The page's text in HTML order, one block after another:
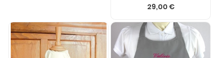
29,00 €